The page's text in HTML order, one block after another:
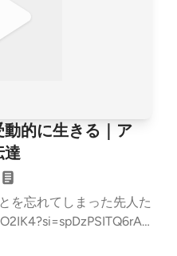
的に生きる｜ア
達
を忘れてしまった先人た